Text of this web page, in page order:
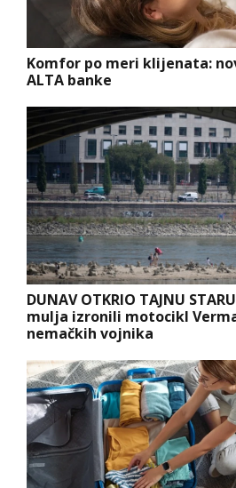
Komfor po meri klijenata:
ALTA banke
DUNAV OTKRIO TAJNU
mulja izronili motocikl
nemačkih vojnika